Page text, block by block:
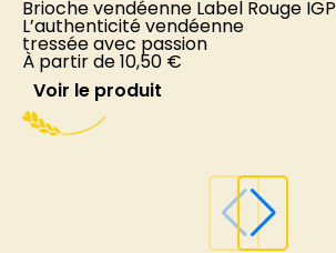
Brioche vendéenne Label Rouge IGP
L’authenticité vendéenne
tressée avec passion
À partir de10,50 €
Voir le produit